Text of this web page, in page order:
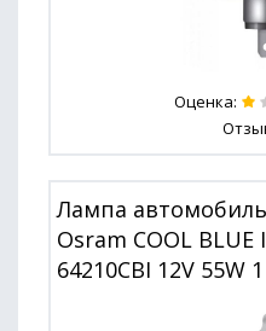
Оценка:
Лампа
Osram COOL BLUE
64210CBI 12V 55W